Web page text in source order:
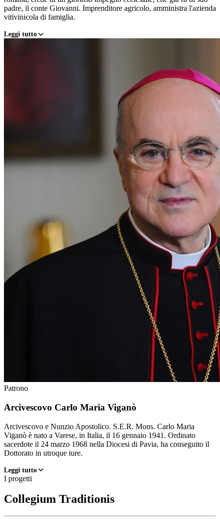
padre, il conte Giovanni. Imprenditore agricolo, amministra l'azienda
vitivinicola di famiglia.
Leggi tutto
Patrono
Arcivescovo Carlo Maria Viganò
Arcivescovo e Nunzio Apostolico. S.E.R. Mons. Carlo Maria
Viganò è nato a Varese, in Italia, il 16 gennaio 1941. Ordinato
sacerdote il 24 marzo 1968 nella Diocesi di Pavia, ha conseguito il
Dottorato in utroque iure.
Leggi tutto
I progetti
Collegium Traditionis